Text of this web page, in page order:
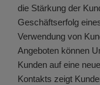
die Stärkung der
Geschäftserfolg
Verwendung von
Angeboten können
Kunden auf eine
Kontakts zeigt